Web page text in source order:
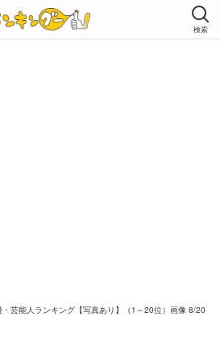
検索
芸能人ランキング【写真あり】（1～20位）画像 8/20